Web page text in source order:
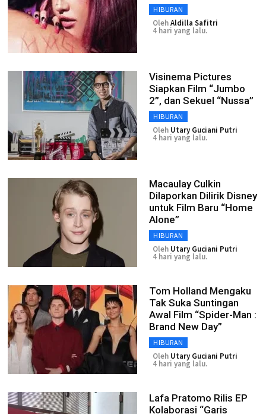
HIBURAN
OlehAldilla Safitri
4 hari yang lalu.
Visinema Pictures
Siapkan Film “Jumbo
2”, dan Sekuel “Nussa”
HIBURAN
Oleh Utary Guciani Putri
4 hari yang lalu.
Macaulay Culkin
Dilaporkan Dilirik Disney
untuk Film Baru “Home
Alone”
HIBURAN
Oleh Utary Guciani Putri
4 hari yang lalu.
Tom Holland Mengaku
Tak Suka Suntingan
Awal Film “Spider-Man :
Brand New Day”
HIBURAN
Oleh Utary Guciani Putri
4 hari yang lalu.
Lafa Pratomo Rilis EP
Kolaborasi “Garis